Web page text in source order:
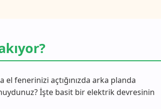
el fenerinizi açtığınızda arka planda
İşte basit bir elektrik devresinin